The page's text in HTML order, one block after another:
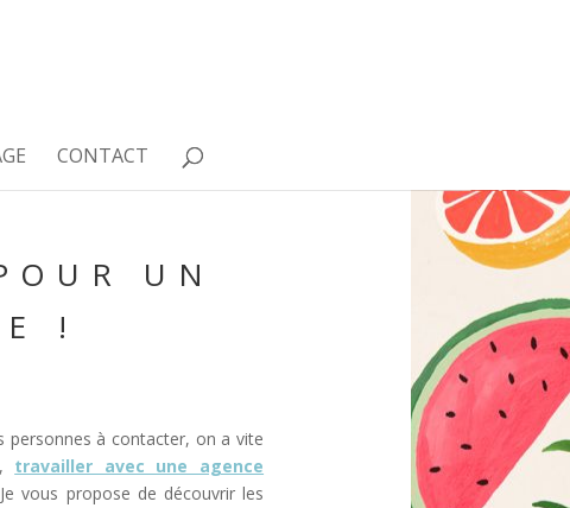
CONTACT
UN
!
personnes à contacter, on a vite
travailler avec une agence
vous propose de découvrir les